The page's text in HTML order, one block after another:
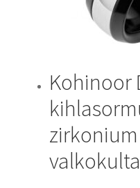
Kohinoor
zirkonium